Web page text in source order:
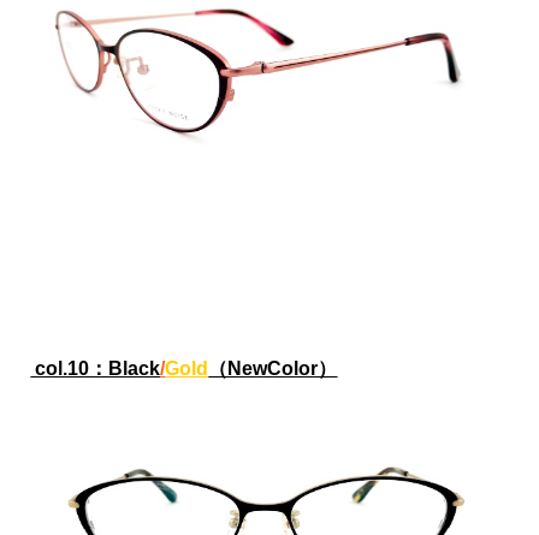
col.10：Black/Gold （NewColor）